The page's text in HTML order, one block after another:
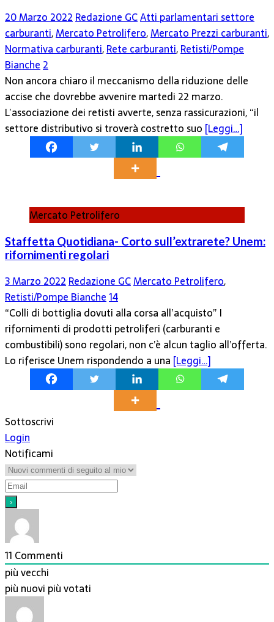
20 Marzo 2022 Redazione GCAtti parlamentari settore
carburanti,Mercato Petrolifero,Mercato Prezzi carburanti,
Normativa carburanti,Rete carburanti,Retisti/Pompe
Bianche 2
Non ancora chiaro il meccanismo della riduzione delle
accise che dovrebbe avvenire martedi 22 marzo.
L’associazione dei retisti avverte, senza rassicurazioni, “il
settore distributivo si troverà costretto suo [Leggi…]
Mercato Petrolifero
Staffetta Quotidiana- Corto sull’extrarete? Unem:
rifornimenti regolari
3 Marzo 2022 Redazione GCMercato Petrolifero,
Retisti/Pompe Bianche14
“Colli di bottiglia dovuti alla corsa all’acquisto” I
rifornimenti di prodotti petroliferi (carburanti e
combustibili) sono regolari, non c’è alcun taglio all’offerta.
Lo riferisce Unem rispondendo a una [Leggi…]
Sottoscrivi
Login
Notificami
11 Commenti
più vecchi
più nuovi più votati